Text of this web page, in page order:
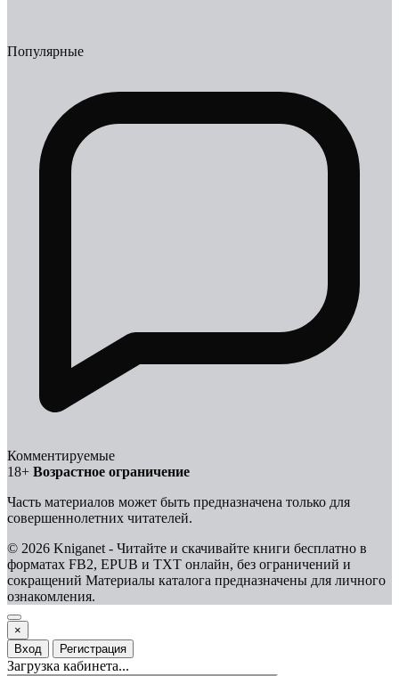
Популярные
Комментируемые
18+ Возрастное ограничение
Часть материалов может быть предназначена только для
совершеннолетних читателей.
© 2026 Kniganet - Читайте и скачивайте книги бесплатно в
форматах FB2, EPUB и TXT онлайн, без ограничений и
сокращений Материалы каталога предназначены для личного
ознакомления.
×
Вход
Регистрация
Загрузка кабинета...